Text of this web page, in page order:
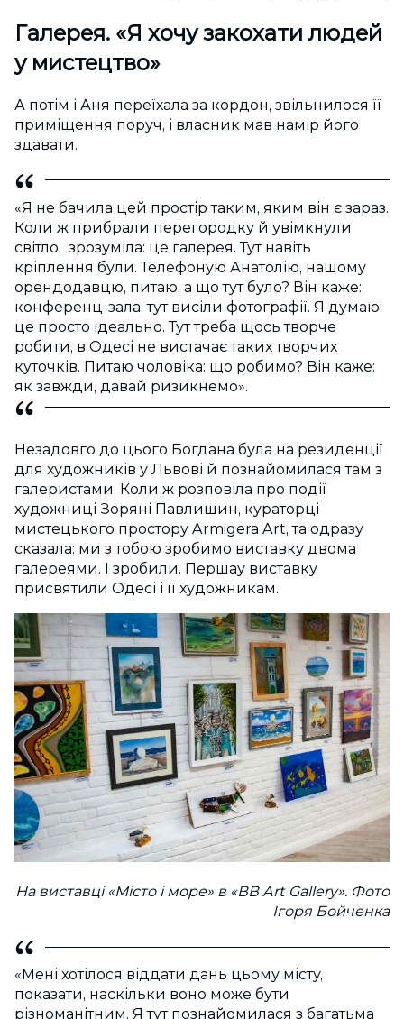
Галерея. «Я хочу закохати людей
у мистецтво»
А потім і Аня переїхала за кордон, звільнилося її
приміщення поруч, і власник мав намір його
здавати.
«Я не бачила цей простір таким, яким він є зараз.
Коли ж прибрали перегородку й увімкнули
світло, зрозуміла: це галерея. Тут навіть
кріплення були. Телефоную Анатолію, нашому
орендодавцю, питаю, а що тут було? Він каже:
конференц-зала, тут висіли фотографії. Я думаю:
це просто ідеально. Тут треба щось творче
робити, в Одесі не вистачає таких творчих
куточків. Питаю чоловіка: що робимо? Він каже:
як завжди, давай ризикнемо».
Незадовго до цього Богдана була на резиденції
для художників у Львові й познайомилася там з
галеристами. Коли ж розповіла про події
художниці Зоряні Павлишин, кураторці
мистецького простору Armigera Art, та одразу
сказала: ми з тобою зробимо виставку двома
галереями. І зробили. Першау виставку
присвятили Одесі і її художникам.
На виставці «Місто і море» в «ВВ Art Gallery». Фото
Ігоря Бойченка
«Мені хотілося віддати дань цьому місту,
показати, наскільки воно може бути
різноманітним. Я тут познайомилася з багатьма